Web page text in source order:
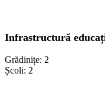
Infrastructură
Grădinițe: 2
Școli: 2